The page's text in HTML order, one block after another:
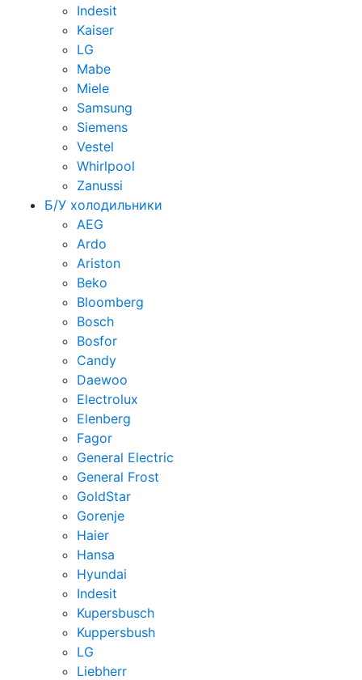
Indesit
Kaiser
LG
Mabe
Miele
Samsung
Siemens
Vestel
Whirlpool
Zanussi
Б/У холодильники
AEG
Ardo
Ariston
Beko
Bloomberg
Bosch
Bosfor
Candy
Daewoo
Electrolux
Elenberg
Fagor
General Electric
General Frost
GoldStar
Gorenje
Haier
Hansa
Hyundai
Indesit
Kupersbusch
Kuppersbush
LG
Liebherr